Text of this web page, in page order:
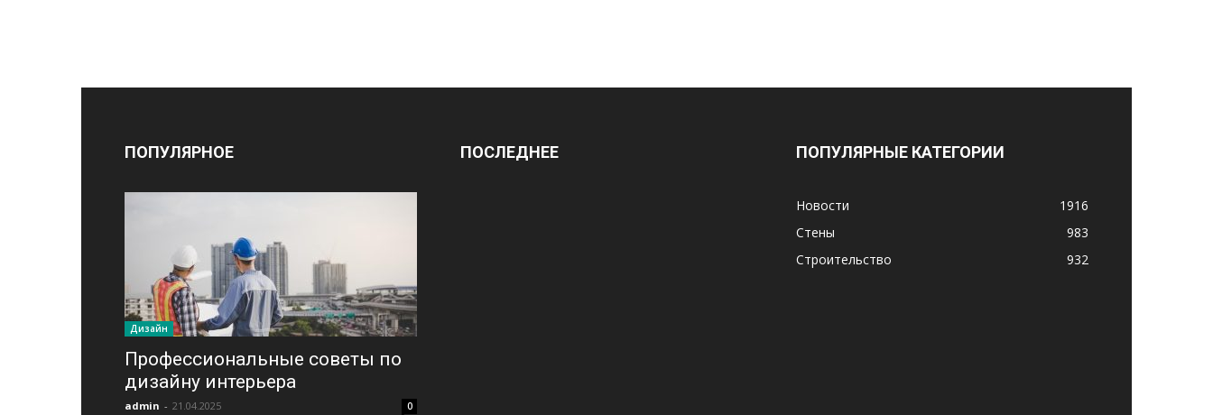
ПОПУЛЯРНОЕ
Дизайн
Профессиональные советы по
дизайну интерьера
admin - 21.04.2025 0
ПОСЛЕДНЕЕ ПОПУЛЯРНЫЕ КАТЕГОРИИ
Новости
1916
Стены
983
Строительство
932